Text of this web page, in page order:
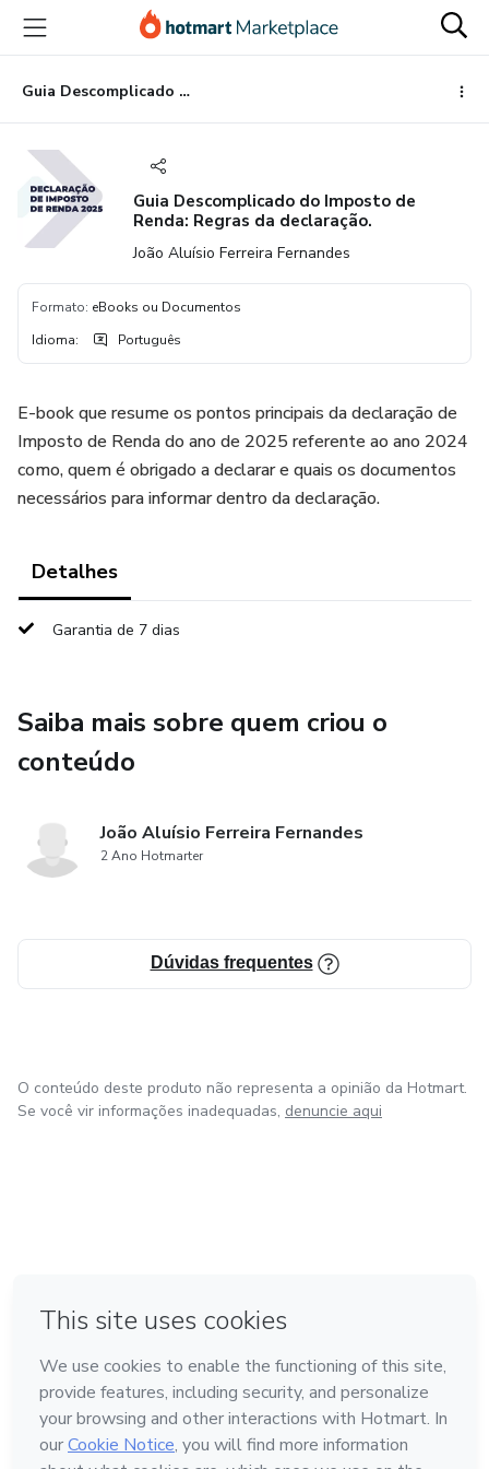
para
conteúdo
principal
para
pagamento
para
rodapé
Guia Descomplicado do Imposto de Renda: Regras da declaração.
Guia Descomplicado do Imposto de
Renda: Regras da declaração.
João Aluísio Ferreira Fernandes
Formato: eBooks ou Documentos
Idioma: Português
E-book que resume os pontos principais da declaração de
Imposto de Renda do ano de 2025 referente ao ano 2024
como, quem é obrigado a declarar e quais os documentos
necessários para informar dentro da declaração.
Detalhes
Garantia de 7 dias
Saiba mais sobre quem criou o
conteúdo
João Aluísio Ferreira Fernandes
2 Ano Hotmarter
Dúvidas frequentes
O conteúdo deste produto não representa a opinião da Hotmart.
Se você vir informações inadequadas, denuncie aqui
Feito com ❤ na Cidade do México
Conheça a Hotmart